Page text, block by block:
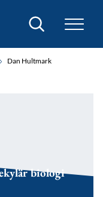
Sök
Dan Hultmark
biologi